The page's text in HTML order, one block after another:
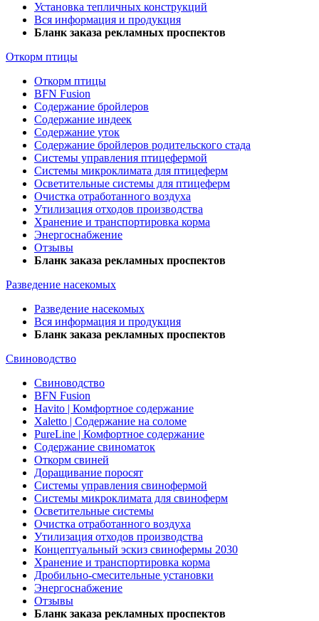
Установка тепличных конструкций
Вся информация и продукция
Бланк заказа рекламных проспектов
Откорм птицы
Откорм птицы
BFN Fusion
Содержание бройлеров
Содержание индеек
Содержание уток
Содержание бройлеров родительского стада
Системы управления птицефермой
Системы микроклимата для птицеферм
Осветительные системы для птицеферм
Очистка отработанного воздуха
Утилизация отходов производства
Хранение и транспортировка корма
Энергоснабжение
Отзывы
Бланк заказа рекламных проспектов
Разведение насекомых
Разведение насекомых
Вся информация и продукция
Бланк заказа рекламных проспектов
Свиноводство
Свиноводство
BFN Fusion
Havito | Комфортное содержание
Xaletto | Содержание на соломе
PureLine | Комфортное содержание
Содержание свиноматок
Откорм свиней
Доращивание поросят
Системы управления свинофермой
Системы микроклимата для свиноферм
Осветительные системы
Очистка отработанного воздуха
Утилизация отходов производства
Концептуальный эскиз свинофермы 2030
Хранение и транспортировка корма
Дробильно-смесительные установки
Энергоснабжение
Отзывы
Бланк заказа рекламных проспектов